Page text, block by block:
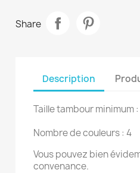
Share
Description
Taille tambour minimum :
Nombre de couleurs : 4
Vous pouvez bien
convenance.